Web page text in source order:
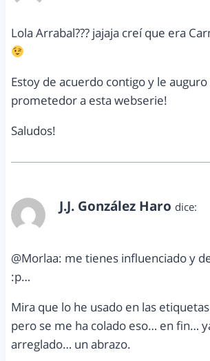
Lola Arrabal??? jajaja creí que era
Estoy de acuerdo contigo y le
prometedor a esta webserie!
Saludos!
J.J. González Haro dice:
@Morlaa: me tienes influenciado y
:p…
Mira que lo he usado en las
pero se me ha colado eso… en fin…
arreglado… un abrazo.